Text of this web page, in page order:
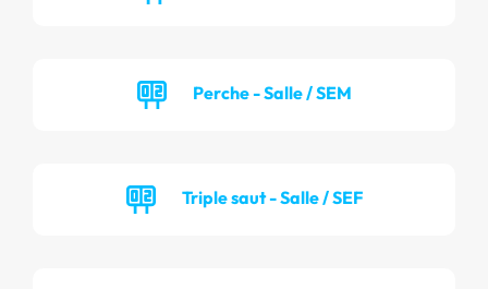
Perche - Salle / SEM
Triple saut - Salle / SEF